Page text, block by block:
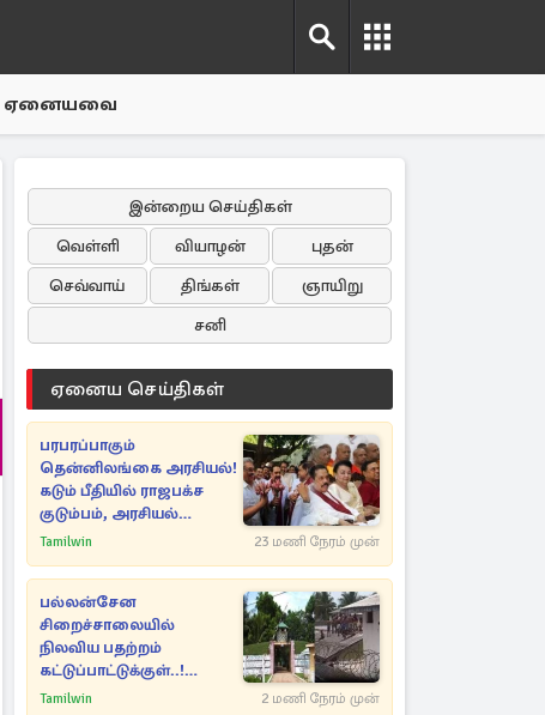
ஏனையவை
இன்றைய செய்திகள்
வெள்ளி
வியாழன்
புதன்
செவ்வாய்
திங்கள்
ஞாயிறு
சனி
ஏனைய செய்திகள்
பரபரப்பாகும்
தென்னிலங்கை அரசியல்!
கடும் பீதியில் ராஜபக்ச
குடும்பம், அரசியல்
நட்புகள்
Tamilwin 23 மணி நேரம் முன்
பல்லன்சேன
சிறைச்சாலையில்
நிலவிய பதற்றம்
கட்டுப்பாட்டுக்குள்..!
அதிரடியாக களமிறங்கிய
Tamilwin 2 மணி நேரம் முன்